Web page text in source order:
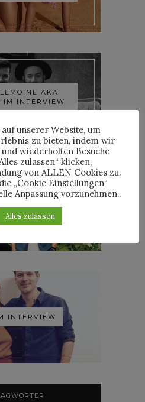
AKA
IM INTERVIEW
IM INTERVIEW
INTERVIEW
unserer Website, um
zu bieten, indem wir
wiederholten Besuche
zulassen“ klicken,
von ALLEN Cookies zu.
„Cookie Einstellungen“
Anpassung vorzunehmen..
Alles zulassen